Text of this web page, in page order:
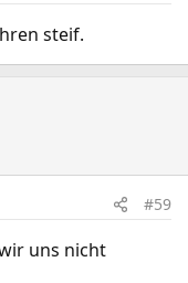
steif.
#59
uns nicht